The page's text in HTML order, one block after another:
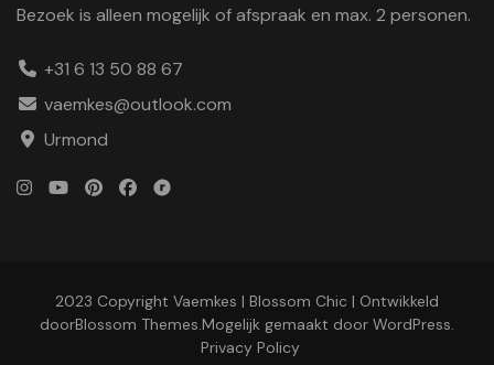
Bezoek is alleen mogelijk of afspraak en max. 2 personen.
+31 6 13 50 88 67
vaemkes@outlook.com
Urmond
2023 Copyright Vaemkes | Blossom Chic | Ontwikkeld
doorBlossom Themes.Mogelijk gemaakt door WordPress.
Privacy Policy